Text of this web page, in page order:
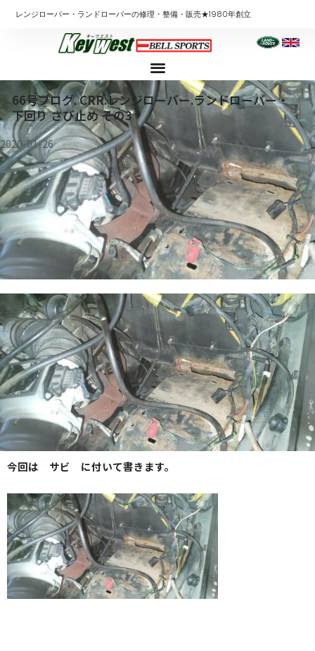
プ
レンジローバー・ランドローバーの修理・整備・販売★1980年創立
66号ブログ. CRR.レンジローバー.ランドローバー・
下回り さび止め その3
2020-01-26
今回は サビ に付いて書きます。